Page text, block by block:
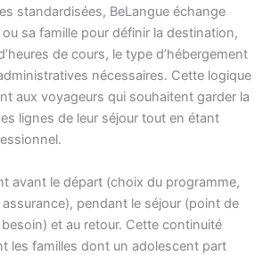
standardisées, BeLangue échange
sa famille pour définir la destination,
de cours, le type d’hébergement
nécessaires. Cette logique
aux voyageurs qui souhaitent garder la
lignes de leur séjour tout en étant
avant le départ (choix du programme,
pendant le séjour (point de
et au retour. Cette continuité
les familles dont un adolescent part